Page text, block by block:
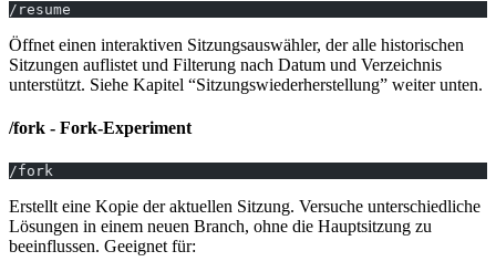
/resume
Öffnet einen interaktiven Sitzungsauswähler, der alle historischen
Sitzungen auflistet und Filterung nach Datum und Verzeichnis
unterstützt. Siehe Kapitel “Sitzungswiederherstellung” weiter unten.
/fork - Fork-Experiment
/fork
Erstellt eine Kopie der aktuellen Sitzung. Versuche unterschiedliche
Lösungen in einem neuen Branch, ohne die Hauptsitzung zu
beeinflussen. Geeignet für: